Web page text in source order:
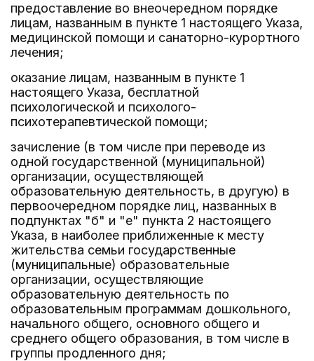
предоставление во внеочередном порядке
лицам, названным в пункте 1 настоящего Указа,
медицинской помощи и санаторно-курортного
лечения;
оказание лицам, названным в пункте 1
настоящего Указа, бесплатной
психологической и психолого-
психотерапевтической помощи;
зачисление (в том числе при переводе из
одной государственной (муниципальной)
организации, осуществляющей
образовательную деятельность, в другую) в
первоочередном порядке лиц, названных в
подпунктах "б" и "е" пункта 2 настоящего
Указа, в наиболее приближенные к месту
жительства семьи государственные
(муниципальные) образовательные
организации, осуществляющие
образовательную деятельность по
образовательным программам дошкольного,
начального общего, основного общего и
среднего общего образования, в том числе в
группы продленного дня;